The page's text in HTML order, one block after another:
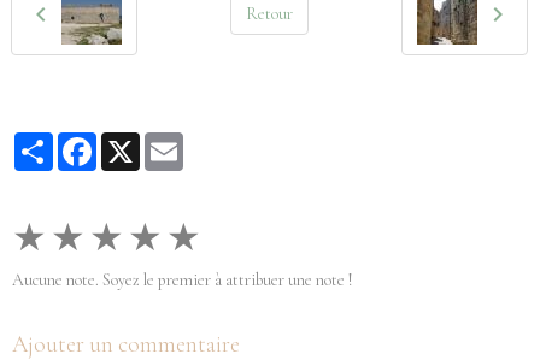
Retour
PartagerFacebook
X
★ ★ ★ ★ ★
Aucune note. Soyez le premier à attribuer une note !
Ajouter un commentaire